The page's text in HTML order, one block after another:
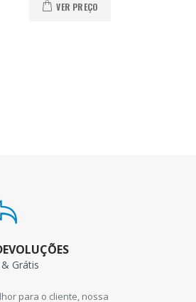
VER PREÇO
Grátis
para o cliente, nossa